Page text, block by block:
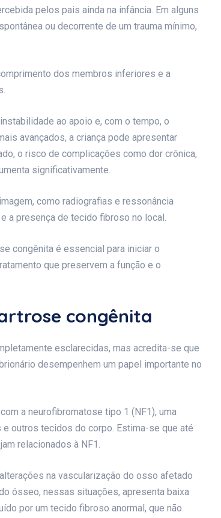
pelos pais ainda na infância. Em alguns
ou decorrente de um trauma mínimo,
dos membros inferiores e a
ao apoio e, com o tempo, o
avançados, a criança pode apresentar
o risco de complicações como dor crônica,
significativamente.
como radiografias e ressonância
a presença de tecido fibroso no local.
congênita é essencial para iniciar o
que preservem a função e o
congênita
esclarecidas, mas acredita-se que
desempenhem um papel importante no
a neurofibromatose tipo 1 (NF1), uma
outros tecidos do corpo. Estima-se que até
relacionados à NF1.
na vascularização do osso afetado
ósseo, nessas situações, apresenta baixa
por um tecido fibroso anormal, que não